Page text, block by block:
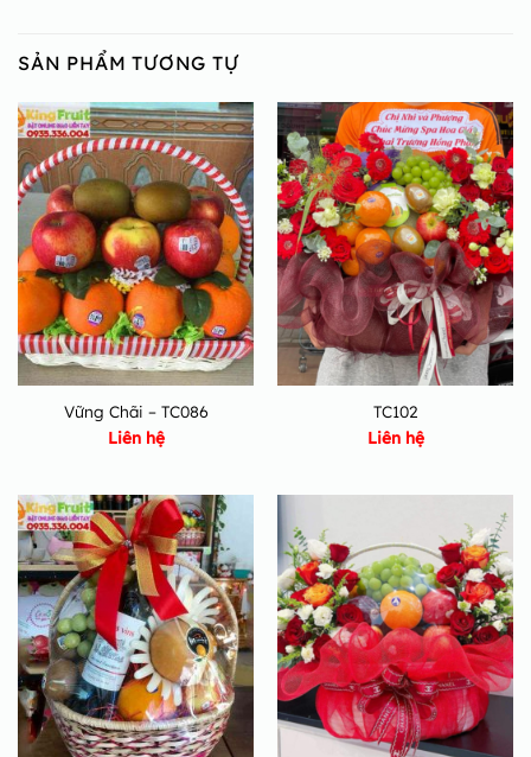
SẢN PHẨM TƯƠNG TỰ
Vững Chãi – TC086
Liên hệ
TC102
Liên hệ